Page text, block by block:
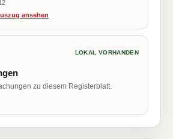
ansehen
LOKAL VORHANDEN
zu diesem Registerblatt.